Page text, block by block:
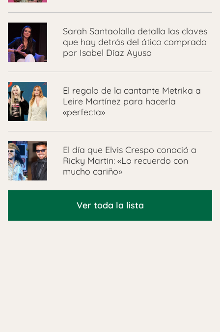
Sarah Santaolalla detalla las claves
que hay detrás del ático comprado
por Isabel Díaz Ayuso
El regalo de la cantante Metrika a
Leire Martínez para hacerla
«perfecta»
El día que Elvis Crespo conoció a
Ricky Martin: «Lo recuerdo con
mucho cariño»
Ver toda la lista